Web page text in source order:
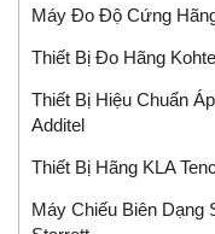
Máy Đo Độ Cứng
Thiết Bị Đo Hãng
Thiết Bị Hiệu Chuẩn
Additel
Thiết Bị Hãng KLA
Máy Chiếu Biên Dạng